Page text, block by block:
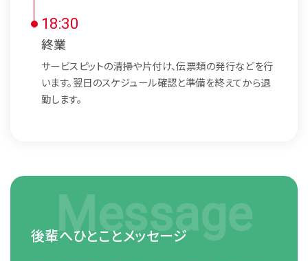
求める人材像
会社説明会
18:30
終業
サービスピットの清掃や片付け、伝票類の発行などを行
います。翌日のスケジュール確認と準備を終えてから退
勤します。
後輩へひとことメッセージ
Message